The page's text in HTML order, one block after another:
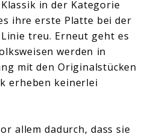
in der Kategorie
ihre erste Platte bei der
treu. Erneut geht es
werden in
mit den Originalstücken
erheben keinerlei
allem dadurch, dass sie